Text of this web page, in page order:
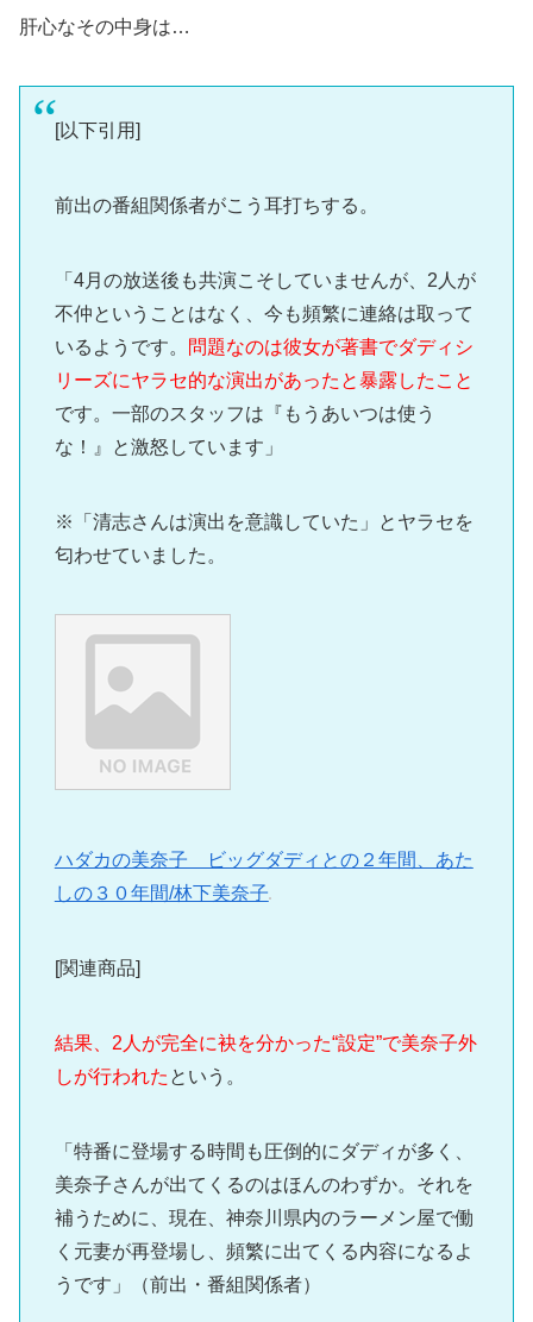
肝心なその中身は…
[以下引用]
前出の番組関係者がこう耳打ちする。
「4月の放送後も共演こそしていませんが、2人が
不仲ということはなく、今も頻繁に連絡は取って
いるようです。
問題なのは彼女が著書でダディシ
リーズにヤラセ的な演出があったと暴露したこと
です。一部のスタッフは『もうあいつは使う
な！』と激怒しています」
※「清志さんは演出を意識していた」とヤラセを
匂わせていました。
ハダカの美奈子 ビッグダディとの２年間、あた
しの３０年間/林下美奈子
[関連商品]
結果、2人が完全に袂を分かった“設定”で美奈子外
しが行われた という。
「特番に登場する時間も圧倒的にダディが多く、
美奈子さんが出てくるのはほんのわずか。それを
補うために、現在、神奈川県内のラーメン屋で働
く元妻が再登場し、頻繁に出てくる内容になるよ
うです」（前出・番組関係者）